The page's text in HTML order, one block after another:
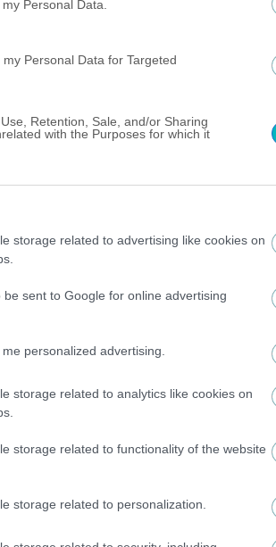
Personal Data.
Personal Data for Targeted
Retention, Sale, and/or Sharing
with the Purposes for which it
storage related to advertising like cookies on
sent to Google for online advertising
personalized advertising.
storage related to analytics like cookies on
storage related to functionality of the website
storage related to personalization.
ΑΕΚ
ΑΕΚ